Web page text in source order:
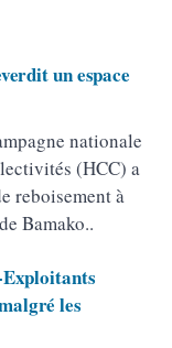
un espace
nationale
(HCC) a
reboisement à
Bamako..
les